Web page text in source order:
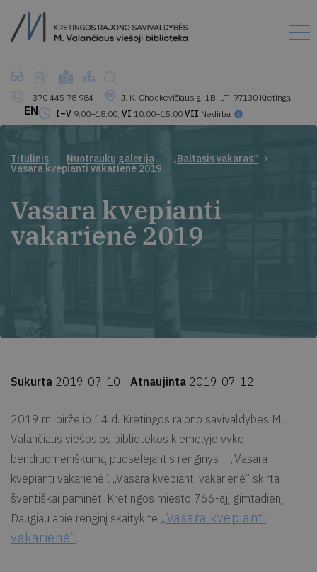
+370 445 78 984
J. K. Chodkevičiaus g. 1B, LT–97130 Kretinga
I–V 9.00–18.00, VI 10.00–15.00 VII Nedirba
EN
Titulinis Nuotraukų galerija „Baltasis vakaras“
Vasara kvepianti vakarienė 2019
Vasara kvepianti
vakarienė 2019
Sukurta 2019-07-10 Atnaujinta 2019-07-12
2019 m. birželio 14 d. Kretingos rajono savivaldybės M.
Valančiaus viešosios bibliotekos kiemelyje vyko
bendruomeniškumą puoselėjantis renginys – „Vasara
kvepianti vakarienė“. „Vasara kvepianti vakarienė“ skirta
šventiškai paminėti Kretingos miesto 766-ąjį gimtadienį.
Daugiau apie renginį skaitykite „Vasara kvepianti
vakarienė“.